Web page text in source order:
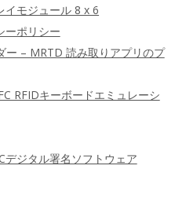
イモジュール 8 x 6
ーポリシー
ー – MRTD 読み取りアプリのプ
RFIDキーボードエミュレーシ
デジタル署名ソフトウェア